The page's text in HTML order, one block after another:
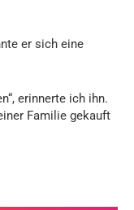
er sich eine
erinnerte ich ihn.
Familie gekauft